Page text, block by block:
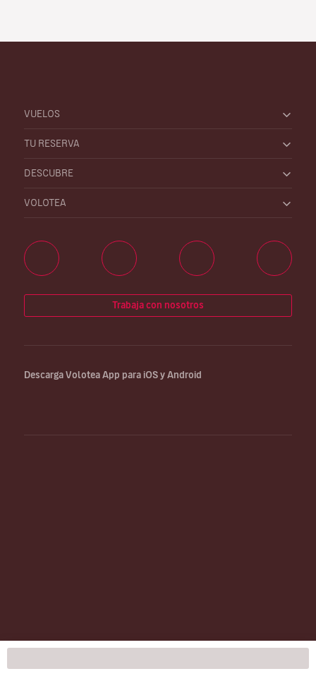
VUELOS
TU RESERVA
DESCUBRE
VOLOTEA
Trabaja con nosotros
Descarga Volotea App para iOS y Android